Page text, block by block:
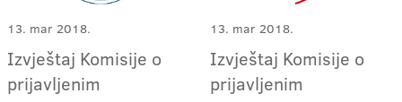
13. mar 2018.
Izvještaj Komisije o
prijavljenim
13. mar 2018.
Izvještaj Komisije o
prijavljenim